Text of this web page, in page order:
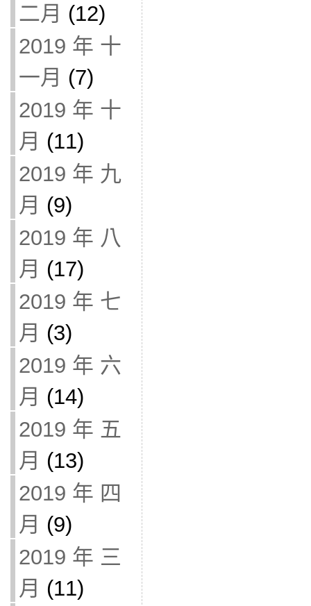
二月 (12)
2019 年 十
一月 (7)
2019 年 十
月 (11)
2019 年 九
月 (9)
2019 年 八
月 (17)
2019 年 七
月 (3)
2019 年 六
月 (14)
2019 年 五
月 (13)
2019 年 四
月 (9)
2019 年 三
月 (11)